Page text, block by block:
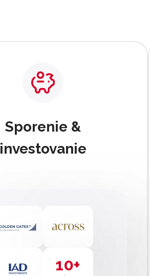
Sporenie &
investovanie
10+